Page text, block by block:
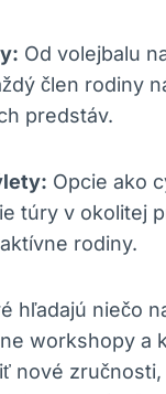
Od volejbalu
člen rodiny
predstáv.
Opcie ako
túry v okolitej
rodiny.
hľadajú niečo
workshopy a
nové zručnosti,